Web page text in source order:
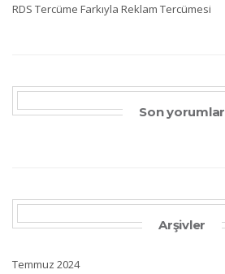
RDS Tercüme Farkıyla Reklam Tercümesi
Son yorumlar
Arşivler
Temmuz 2024